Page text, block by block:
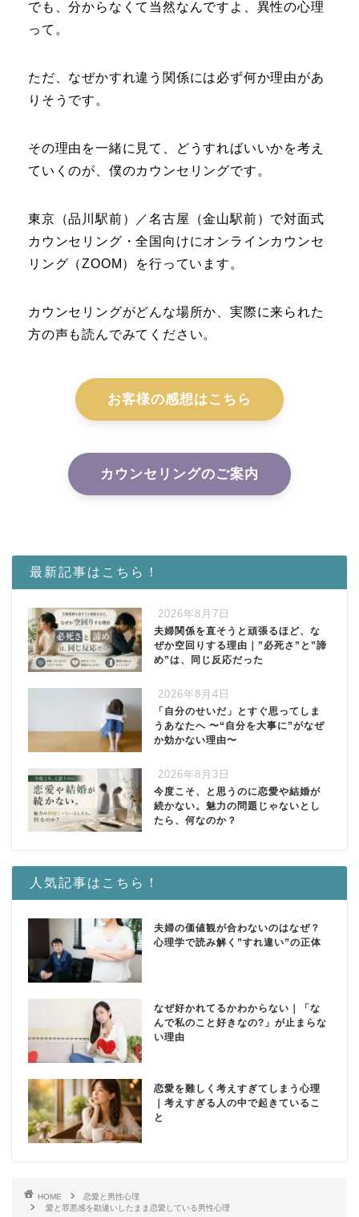
でも、分からなくて当然なんですよ、異性の心理
って。
ただ、なぜかすれ違う関係には必ず何か理由があ
りそうです。
その理由を一緒に見て、どうすればいいかを考え
ていくのが、僕のカウンセリングです。
東京（品川駅前）／名古屋（金山駅前）で対面式
カウンセリング・全国向けにオンラインカウンセ
リング（ZOOM）を行っています。
カウンセリングがどんな場所か、実際に来られた
方の声も読んでみてください。
お客様の感想はこちら
カウンセリングのご案内
最新記事はこちら！
2026年8月7日
夫婦関係を直そうと頑張るほど、な
ぜか空回りする理由｜”必死さ”と”諦
め”は、同じ反応だった
2026年8月4日
「自分のせいだ」とすぐ思ってしま
うあなたへ 〜“自分を大事に”がなぜ
か効かない理由〜
2026年8月3日
今度こそ、と思うのに恋愛や結婚が
続かない。魅力の問題じゃないとし
たら、何なのか？
人気記事はこちら！
夫婦の価値観が合わないのはなぜ？
心理学で読み解く”すれ違い”の正体
なぜ好かれてるかわからない｜「な
んで私のこと好きなの?」が止まらな
い理由
恋愛を難しく考えすぎてしまう心理
｜考えすぎる人の中で起きているこ
と
HOME
恋愛と男性心理
愛と罪悪感を勘違いしたまま恋愛している男性心理